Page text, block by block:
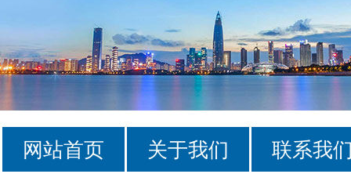
网站首页 关于我们 联系我